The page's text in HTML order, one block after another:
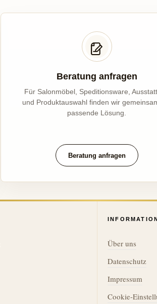
Beratung anfragen
Für Salonmöbel, Speditionsware,
und Produktauswahl finden wir
passende Lösung.
Beratung anfragen
Über uns
Datenschutz
Impressum
Cookie-